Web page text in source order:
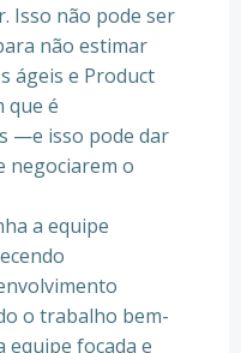
Isso não pode ser
não estimar
ágeis e Product
que é
—e isso pode dar
negociarem o
a equipe
o trabalho bem-
equipe focada e